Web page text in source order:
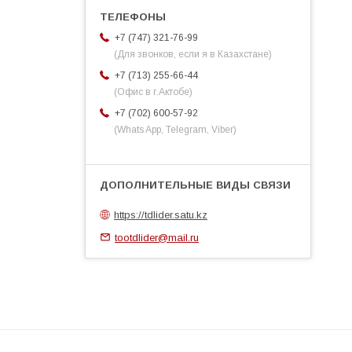
+7 (747) 321-76-99
(Для звонков, если я в Казахстане)
+7 (713) 255-66-44
(Офис в г.Актобе)
+7 (702) 600-57-92
(Whats App, Telegram, Viber)
https://tdlider.satu.kz
tootdlider@mail.ru